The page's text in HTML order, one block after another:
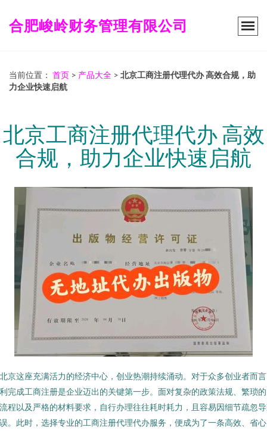
合肥峻岭财务管理有限公司
当前位置： 首页 > 产品大全 > 北京工商注册代理代办 高效合规，助
力企业快速启航
北京工商注册代理代办 高效
合规，助力企业快速启航
京这座充满活力的经济中心，创业热潮持续涌动。对于众多创业者而
完成工商注册是企业迈出的关键第一步。面对复杂的政策法规、繁琐
程以及严格的材料要求，自行办理往往耗时耗力，且容易因细节疏忽
。此时，选择专业的工商注册代理代办服务，便成为了一条高效、省